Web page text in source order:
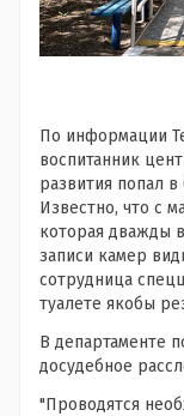
По информации
воспитанник
развития попал
Известно, что с
которая дважды
записи камер
сотрудница
туалете якобы
В департаменте
досудебное
"Проводятся